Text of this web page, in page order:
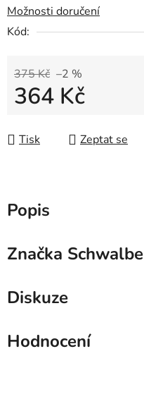
Možnosti doručení
Kód:
375 Kč –2 %
364 Kč
Tisk
Zeptat se
Popis
Značka Schwalbe
Diskuze
Hodnocení